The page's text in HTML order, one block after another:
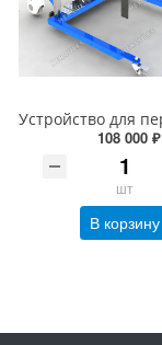
108 000 ₽
шт
В корзину